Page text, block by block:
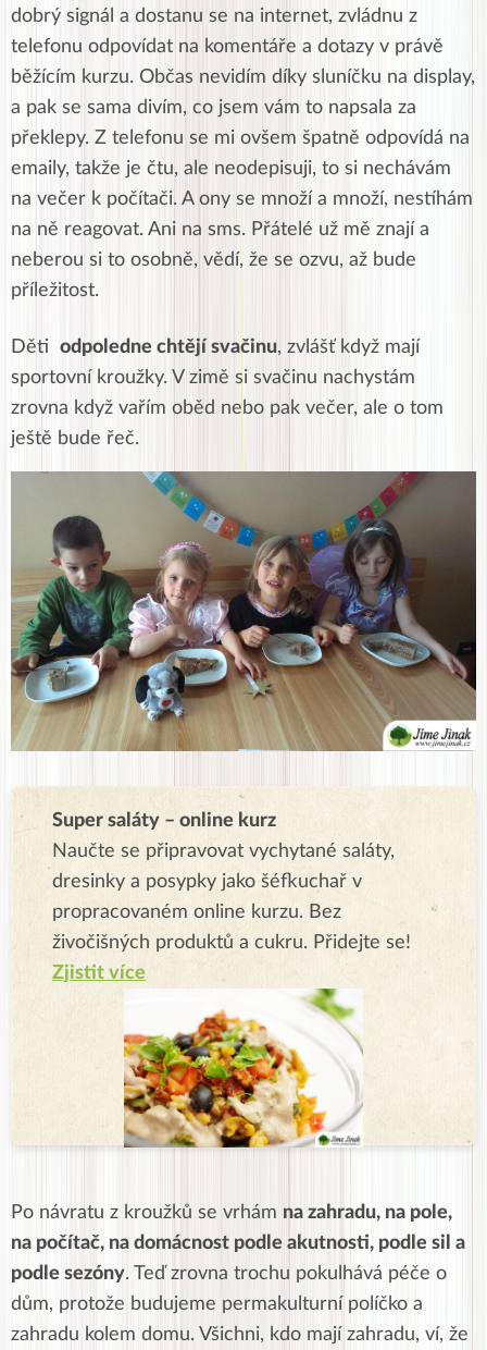
dobrý signál a dostanu se na internet, zvládnu z
telefonu odpovídat na komentáře a dotazy v právě
běžícím kurzu. Občas nevidím díky sluníčku na display,
a pak se sama divím, co jsem vám to napsala za
překlepy. Z telefonu se mi ovšem špatně odpovídá na
emaily, takže je čtu, ale neodepisuji, to si nechávám
na večer k počítači. A ony se množí a množí, nestíhám
na ně reagovat. Ani na sms. Přátelé už mě znají a
neberou si to osobně, vědí, že se ozvu, až bude
příležitost.
Děti odpoledne chtějí svačinu, zvlášť když mají
sportovní kroužky. V zimě si svačinu nachystám
zrovna když vařím oběd nebo pak večer, ale o tom
ještě bude řeč.
Super saláty – online kurz
Naučte se připravovat vychytané saláty,
dresinky a posypky jako šéfkuchař v
propracovaném online kurzu. Bez
živočišných produktů a cukru. Přidejte se!
Zjistit více
Po návratu z kroužků se vrhám na zahradu, na pole,
na počítač, na domácnost podle akutnosti, podle sil a
podle sezóny. Teď zrovna trochu pokulhává péče o
dům, protože budujeme permakulturní políčko a
zahradu kolem domu. Všichni, kdo mají zahradu, ví, že